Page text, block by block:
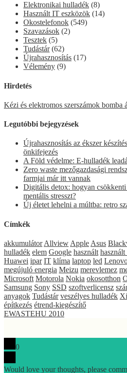
Elektronikai hulladék (8)
Használt IT eszközök (14)
Okostelefonok (549)
Szavazások (2)
Tesztek (5)
Tudástár(62)
Újrahasznosítás (17)
Vélemény (9)
Hirdetés
Kézi és elektromos szerszámok bomba
Legutóbbi bejegyzések
Újrahasznosítás az ékszer
önkifejezés
A Föld védelme: E-hulladék
Zero waste mezőgazdasági
farmjai már itt vannak
Digitális detox: hogyan csökkenti
mentális stresszt?
Új életet lehelni a múltba: retro
Címkék
akkumulátor Allview Apple Asus
hulladék elem Google használt használt
Huawei ipar IT klíma laptop led
megújuló energia Meizu merevlemez
Microsoft Motorola Nokia okosotthon
Samsung Sony SSD szoftverlicensz
anyagok Tudástár veszélyes hulladék
építkezés étrend-kiegészítő
EWASTEHU 2010
0
Would love your thoughts, please